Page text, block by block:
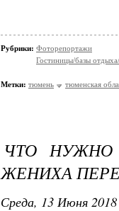
Рубрики: Фоторепортажи
Гостиницы/базы
Метки: тюмень тюменская
ЧТО НУЖНО
ЖЕНИХА
Среда, 13 Июня